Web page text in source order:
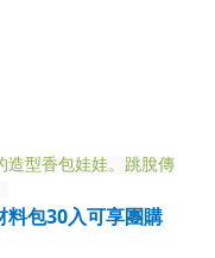
造型香包娃娃。跳脫傳
料包30入可享團購